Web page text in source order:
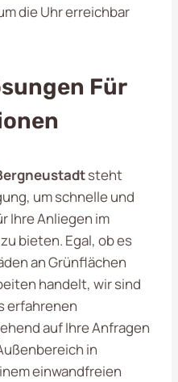
die Uhr erreichbar
Für
steht
um schnelle und
Ihre Anliegen im
bieten. Egal, ob es
an Grünflächen
handelt, wir sind
erfahrenen
auf Ihre Anfragen
in
einwandfreien